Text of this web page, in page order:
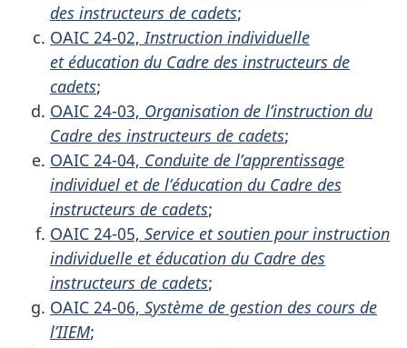
des instructeurs de cadets;
OAIC 24-02, Instruction individuelle
et éducation du Cadre des instructeurs de
cadets;
OAIC 24-03, Organisation de l’instruction du
Cadre des instructeurs de cadets;
OAIC 24-04, Conduite de l’apprentissage
individuel et de l’éducation du Cadre des
instructeurs de cadets;
OAIC 24-05, Service et soutien pour instruction
individuelle et éducation du Cadre des
instructeurs de cadets;
OAIC 24-06, Système de gestion des cours de
l’IIEM;